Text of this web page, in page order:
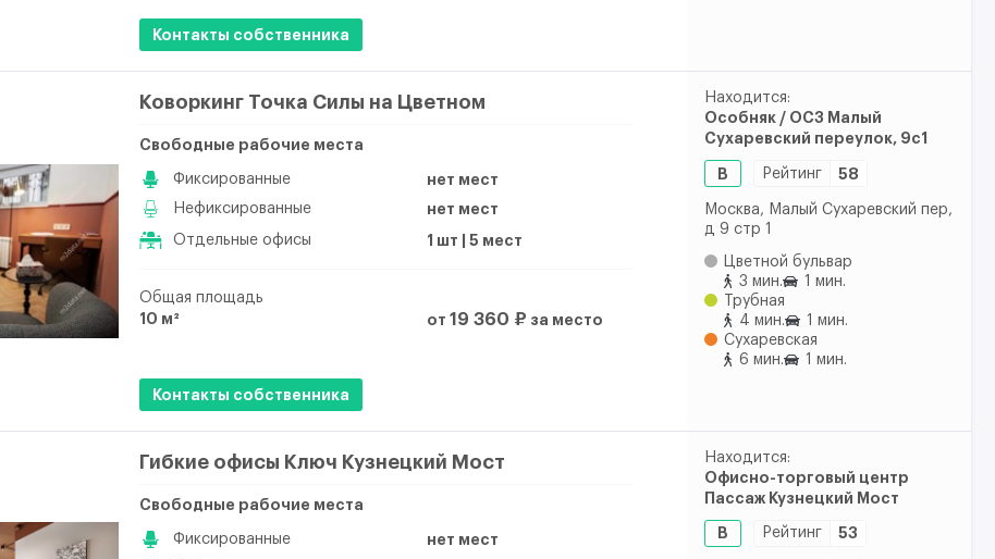
Контакты собственника
Коворкинг Точка Силы на Цветном
Свободные рабочие места
Фиксированные
нет мест
Нефиксированные
нет мест
Отдельные офисы 1 шт | 5 мест
Общая площадь
10 м²
от 19 360 ₽ за место
Контакты собственника
Находится:
Особняк / ОСЗ Малый
Сухаревский переулок, 9с1
B Рейтинг 58
Москва, Малый Сухаревский пер,
д 9 стр 1
Цветной бульвар
3 мин.
1 мин.
Трубная
4 мин.
1 мин.
Сухаревская
6 мин.
1 мин.
Гибкие офисы Ключ Кузнецкий Мост
Свободные рабочие места
Фиксированные
нет мест
Находится:
Офисно-торговый центр
Пассаж Кузнецкий Мост
B Рейтинг 53